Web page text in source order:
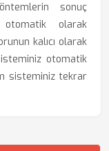
sonuç
olarak
kalıcı olarak
otomatik
sisteminiz tekrar